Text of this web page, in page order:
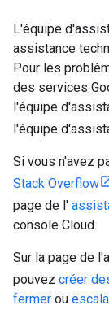
L'équipe
assistance
Pour les
des services
l'équipe
l'équipe
Si vous n'avez
Stack Overflow
page de l'
console Cloud.
Sur la page de
pouvez créer
fermer ou